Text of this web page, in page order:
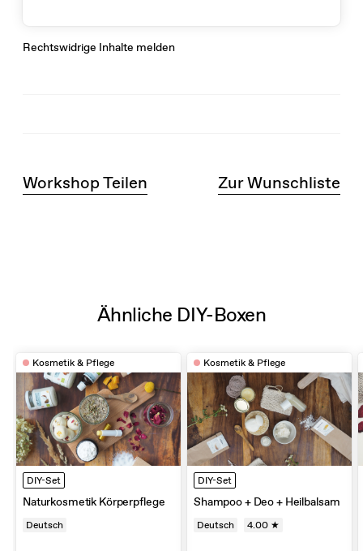
Rechtswidrige Inhalte melden
Workshop Teilen Zur Wunschliste
Ähnliche DIY-Boxen
Kosmetik & Pflege
DIY-Set
Naturkosmetik Körperpflege
Deutsch
Kosmetik & Pflege
DIY-Set
Shampoo + Deo + Heilbalsam
Deutsch 4.00 ★